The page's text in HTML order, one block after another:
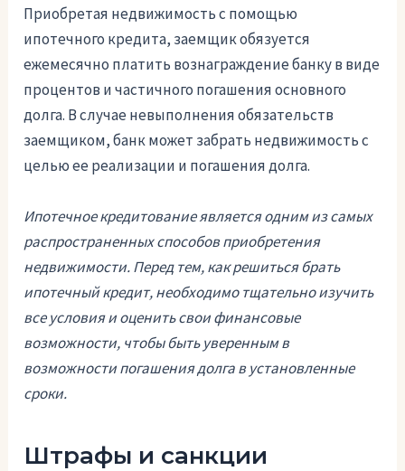
Приобретая недвижимость с помощью
ипотечного кредита, заемщик обязуется
ежемесячно платить вознаграждение банку в виде
процентов и частичного погашения основного
долга. В случае невыполнения обязательств
заемщиком, банк может забрать недвижимость с
целью ее реализации и погашения долга.
Ипотечное кредитование является одним из самых
распространенных способов приобретения
недвижимости. Перед тем, как решиться брать
ипотечный кредит, необходимо тщательно изучить
все условия и оценить свои финансовые
возможности, чтобы быть уверенным в
возможности погашения долга в установленные
сроки.
Штрафы и санкции